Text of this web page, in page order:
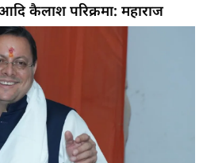
कैलाश परिक्रमा: महाराज